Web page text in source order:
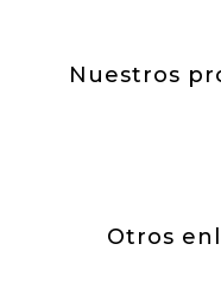
Nuestros
Otros